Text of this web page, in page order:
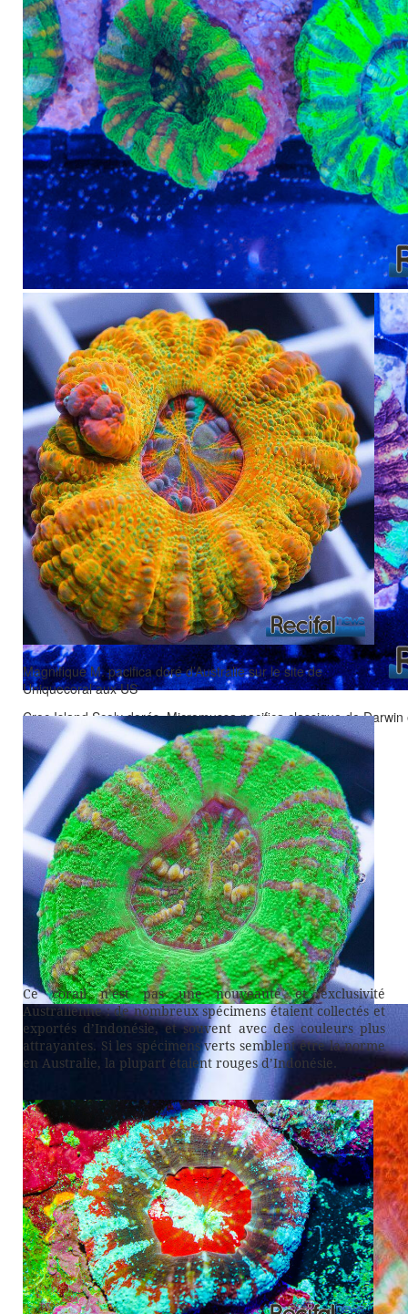
Croc Island Scoly verts fluorescents, Micromussa pacifica
Croc Island Scoly dorés, Micromussa pacifica classique de Darwin
Magnifique M. pacifica doré d’Australie sur le site de
Uniquecoral aux US
Classique M. pacifica d’Australie sur le site de Uniquecoral
aux US
Ce corail n’est pas une nouveauté et exclusivité
Australienne : de nombreux spécimens étaient collectés et
exportés d’Indonésie, et souvent avec des couleurs plus
attrayantes. Si les spécimens verts semblent être la norme
en Australie, la plupart étaient rouges d’Indonésie.